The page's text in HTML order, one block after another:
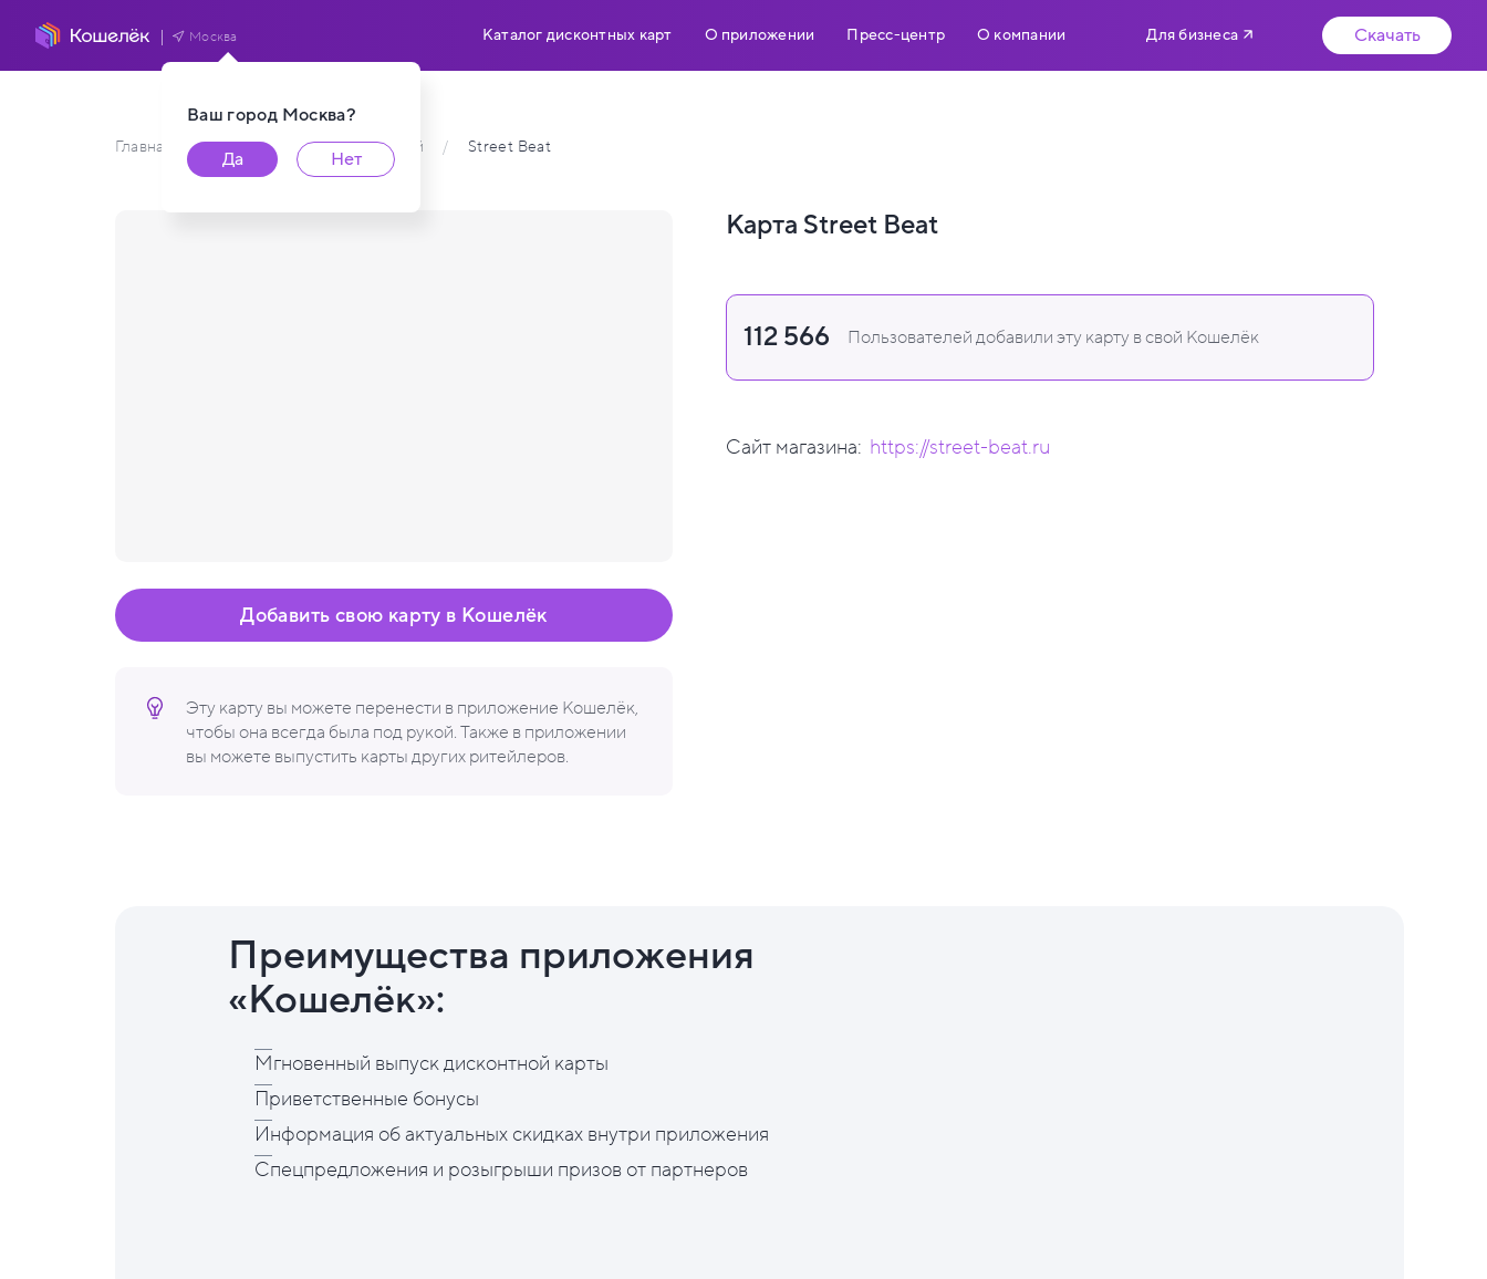
Ваш город Москва?
Да
Нет
Москва Каталог дисконтных карт О приложении Пресс-центр О компании Для бизнеса Скачать
Главная / Каталог карт пользователей / Street Beat
Эту карту вы можете перенести в приложение Кошелёк,
чтобы она всегда была под рукой. Также в приложении
вы можете выпустить карты других ритейлеров.
Добавить свою карту в Кошелёк
Карта Street Beat
112 566 Пользователей добавили эту карту в свой Кошелёк
Сайт магазина: https://street-beat.ru
Преимущества приложения
«Кошелёк»:
Мгновенный выпуск дисконтной карты
Приветственные бонусы
Информация об актуальных скидках внутри приложения
Спецпредложения и розыгрыши призов от партнеров